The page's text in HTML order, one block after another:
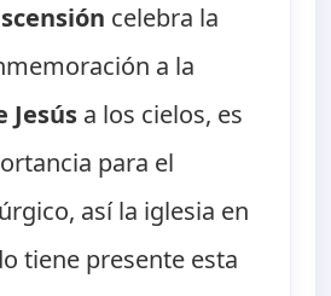
celebra la
a la
Jesús a los cielos, es
para el
así la iglesia en
tiene presente esta